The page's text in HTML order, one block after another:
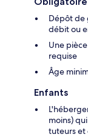
Dépôt de
débit ou
Une
requise
Âge
Enfants
moins)
tuteurs et